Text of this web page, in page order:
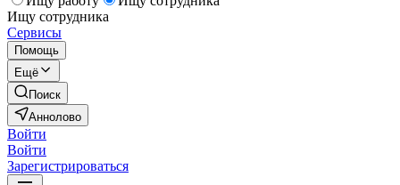
Ищу сотрудника
Сервисы
Помощь
Ещё
Поиск
Аннолово
Войти
Войти
Зарегистрироваться